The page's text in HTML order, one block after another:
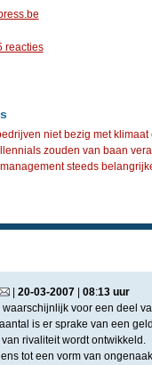
reacties
niet bezig met
zouden van baan
steeds
| 20-03-2007| 08:13 uur
waarschijnlijk voor een deel
is er sprake van een
rivaliteit wordt ontwikkeld.
tot een vorm van